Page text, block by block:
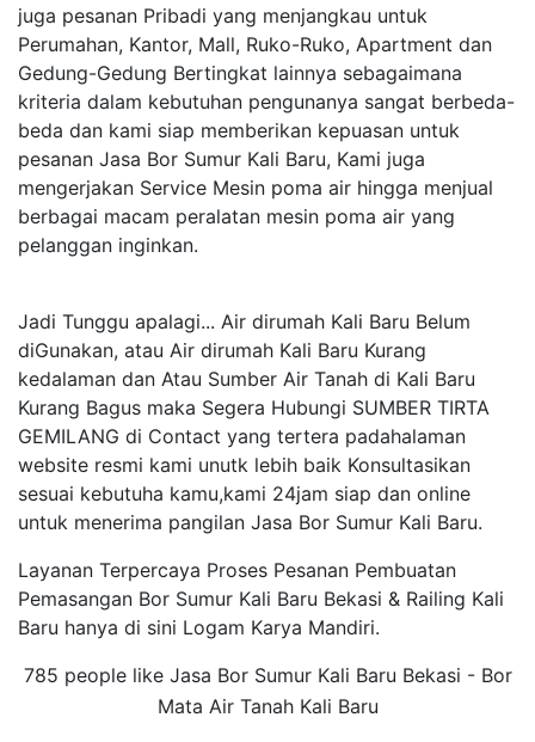
juga pesanan Pribadi yang menjangkau untuk
Perumahan, Kantor, Mall, Ruko-Ruko, Apartment dan
Gedung-Gedung Bertingkat lainnya sebagaimana
kriteria dalam kebutuhan pengunanya sangat berbeda-
beda dan kami siap memberikan kepuasan untuk
pesanan Jasa Bor Sumur Kali Baru, Kami juga
mengerjakan Service Mesin poma air hingga menjual
berbagai macam peralatan mesin poma air yang
pelanggan inginkan.
Jadi Tunggu apalagi... Air dirumah Kali Baru Belum
diGunakan, atau Air dirumah Kali Baru Kurang
kedalaman dan Atau Sumber Air Tanah di Kali Baru
Kurang Bagus maka Segera Hubungi SUMBER TIRTA
GEMILANG di Contact yang tertera padahalaman
website resmi kami unutk lebih baik Konsultasikan
sesuai kebutuha kamu,kami 24jam siap dan online
untuk menerima pangilan Jasa Bor Sumur Kali Baru.
Layanan Terpercaya Proses Pesanan Pembuatan
Pemasangan Bor Sumur Kali Baru Bekasi & Railing Kali
Baru hanya di sini Logam Karya Mandiri.
785 people like Jasa Bor Sumur Kali Baru Bekasi - Bor
Mata Air Tanah Kali Baru